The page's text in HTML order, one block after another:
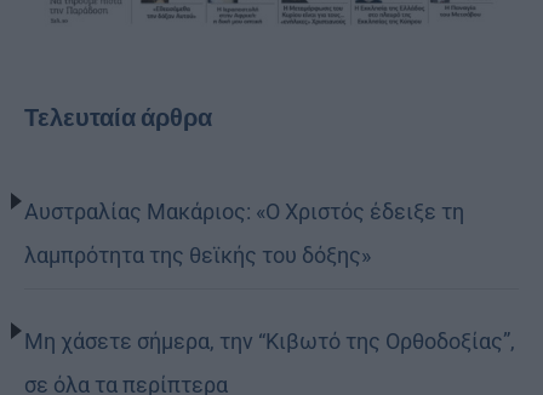
Τελευταία άρθρα
Αυστραλίας Μακάριος: «Ο Χριστός έδειξε τη
λαμπρότητα της θεϊκής του δόξης»
Μη χάσετε σήμερα, την “Κιβωτό της Ορθοδοξίας”,
σε όλα τα περίπτερα